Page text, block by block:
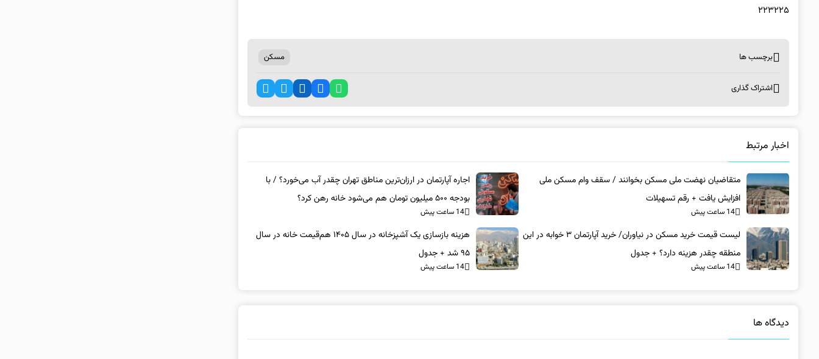
۲۲۳۲۲۵
برچسب ها مسکن
اشتراک گذاری
اخبار مرتبط
متقاضیان نهضت ملی مسکن بخوانند / سقف وام مسکن‌ ملی
افزایش یافت + رقم تسهیلات
14 ساعت پیش
اجاره آپارتمان در ارزان‌ترین مناطق تهران چقدر آب می‌خورد؟ / با
بودجه ۵۰۰ میلیون تومان هم می‌شود خانه رهن کرد؟
14 ساعت پیش
لیست قیمت خرید مسکن در نیاوران/ خرید آپارتمان ۳ خوابه در این
منطقه چقدر هزینه دارد؟ + جدول
14 ساعت پیش
هزینه بازسازی یک آشپزخانه در سال ۱۴۰۵ هم‌قیمت خانه در سال
۹۵ شد + جدول
14 ساعت پیش
دیدگاه ها